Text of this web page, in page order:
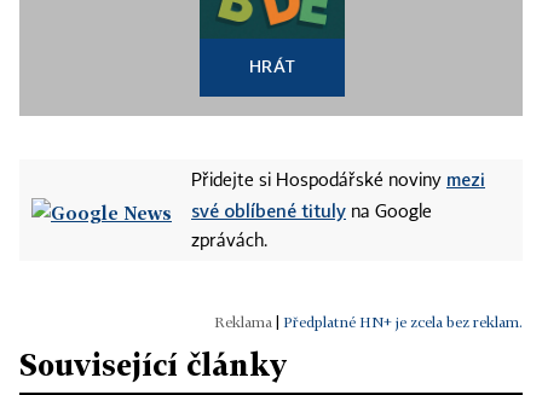
HRÁT
Přidejte si Hospodářské noviny mezi
své oblíbené tituly na Google
zprávách.
Předplatné HN+ je zcela bez reklam.
Související články